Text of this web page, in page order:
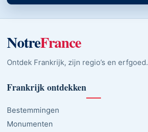
NotreFrance
Ontdek Frankrijk, zijn regio’s en erfgoed.
Frankrijk ontdekken
Bestemmingen
Monumenten